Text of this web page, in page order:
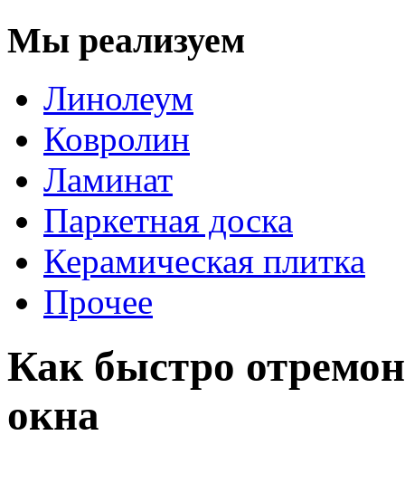
Мы реализуем
Линолеум
Ковролин
Ламинат
Паркетная доска
Керамическая плитка
Прочее
Как быстро
окна